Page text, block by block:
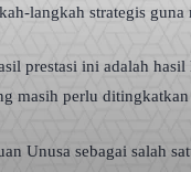
langkah strategis
prestasi ini adalah
masih perlu
Unusa sebagai salah